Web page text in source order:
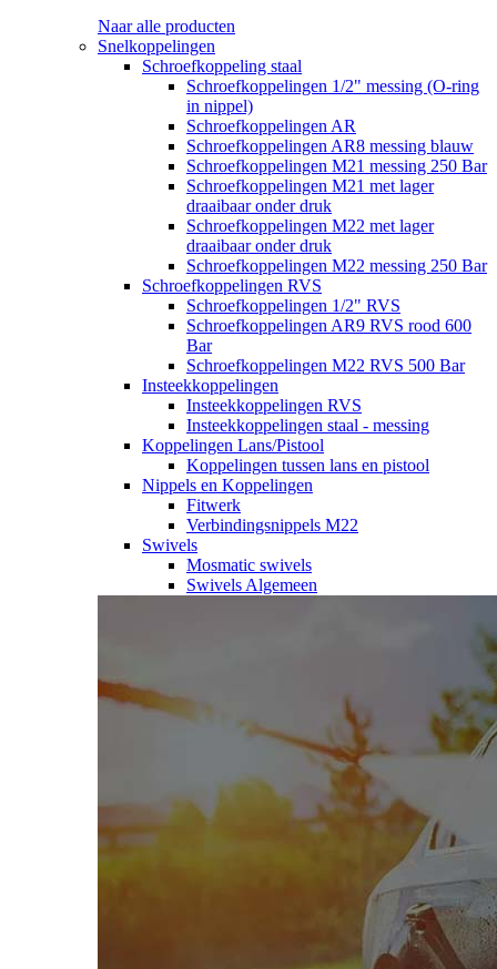
Naar alle producten
Snelkoppelingen
Schroefkoppeling staal
Schroefkoppelingen 1/2" messing (O-ring
in nippel)
Schroefkoppelingen AR
Schroefkoppelingen AR8 messing blauw
Schroefkoppelingen M21 messing 250 Bar
Schroefkoppelingen M21 met lager
draaibaar onder druk
Schroefkoppelingen M22 met lager
draaibaar onder druk
Schroefkoppelingen M22 messing 250 Bar
Schroefkoppelingen RVS
Schroefkoppelingen 1/2" RVS
Schroefkoppelingen AR9 RVS rood 600
Bar
Schroefkoppelingen M22 RVS 500 Bar
Insteekkoppelingen
Insteekkoppelingen RVS
Insteekkoppelingen staal - messing
Koppelingen Lans/Pistool
Koppelingen tussen lans en pistool
Nippels en Koppelingen
Fitwerk
Verbindingsnippels M22
Swivels
Mosmatic swivels
Swivels Algemeen